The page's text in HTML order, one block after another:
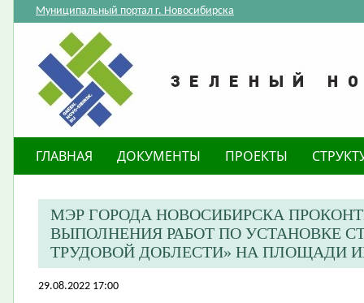
Муниципальный портал г. Новосибирска
ГЛАВНАЯ ДОКУМЕНТЫ ПРОЕКТЫ
МЭР ГОРОДА НОВОСИБИРСКА
ВЫПОЛНЕНИЯ РАБОТ ПО УСТАНОВКЕ
ТРУДОВОЙ ДОБЛЕСТИ» НА ПЛОЩАДИ
29.08.2022 17:00